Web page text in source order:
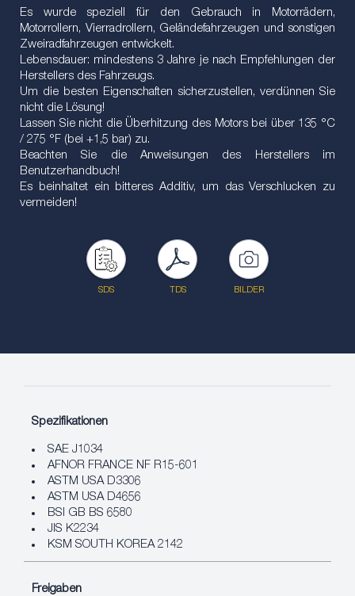
Es wurde speziell für den Gebrauch in Motorrädern,
Motorrollern, Vierradrollern, Geländefahrzeugen und sonstigen
Zweiradfahrzeugen entwickelt.
Lebensdauer: mindestens 3 Jahre je nach Empfehlungen der
Herstellers des Fahrzeugs.
Um die besten Eigenschaften sicherzustellen, verdünnen Sie
nicht die Lösung!
Lassen Sie nicht die Überhitzung des Motors bei über 135 °C
/ 275 °F (bei +1,5 bar) zu.
Beachten Sie die Anweisungen des Herstellers im
Benutzerhandbuch!
Es beinhaltet ein bitteres Additiv, um das Verschlucken zu
vermeiden!
SDS TDS BILDER
Spezifikationen
SAE J1034
AFNOR FRANCE NF R15-601
ASTM USA D3306
ASTM USA D4656
BSI GB BS 6580
JIS K2234
KSM SOUTH KOREA 2142
Freigaben